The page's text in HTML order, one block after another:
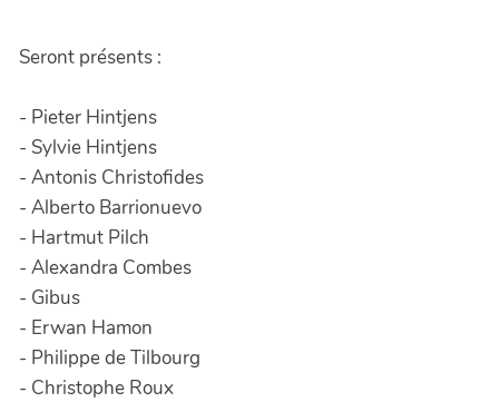
Seront présents :
- Pieter Hintjens
- Sylvie Hintjens
- Antonis Christofides
- Alberto Barrionuevo
- Hartmut Pilch
- Alexandra Combes
- Gibus
- Erwan Hamon
- Philippe de Tilbourg
- Christophe Roux